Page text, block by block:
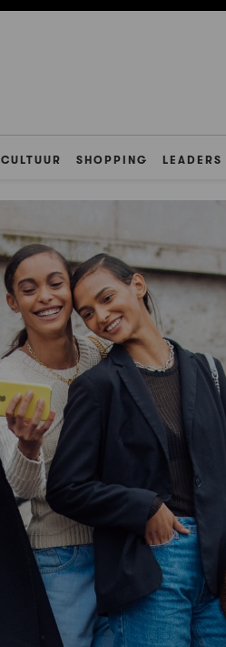
CULTUUR SHOPPING LEADERS